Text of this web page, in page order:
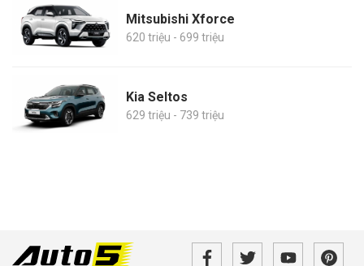
Mitsubishi Xforce
620 triệu - 699 triệu
Kia Seltos
629 triệu - 739 triệu